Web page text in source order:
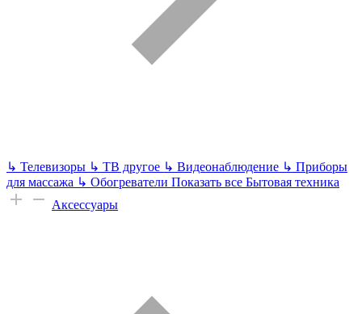
↳ Телевизоры ↳ ТВ другое ↳ Видеонаблюдение ↳ Приборы
для массажа ↳ Обогреватели Показать все Бытовая техника
Аксессуары